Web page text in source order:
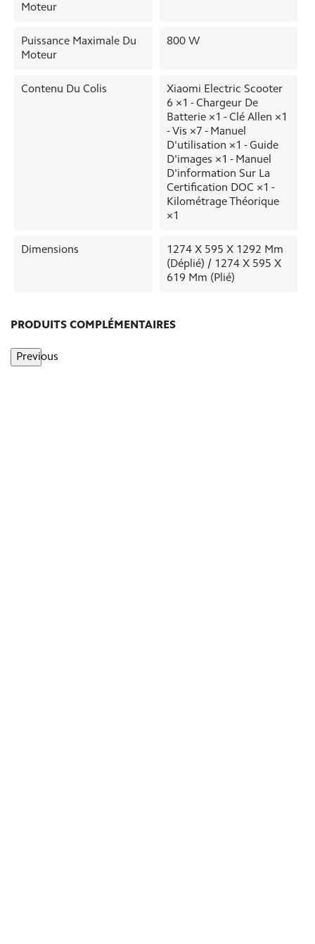
Moteur
Puissance Maximale Du
Moteur
800 W
Contenu Du Colis
Xiaomi Electric Scooter
6 ×1 - Chargeur De
Batterie ×1 - Clé Allen ×1
- Vis ×7 - Manuel
D'utilisation ×1 - Guide
D'images ×1 - Manuel
D'information Sur La
Certification DOC ×1 -
Kilométrage Théorique
×1
Dimensions
1274 X 595 X 1292 Mm
(déplié) / 1274 X 595 X
619 Mm (plié)
PRODUITS COMPLÉMENTAIRES
Previous